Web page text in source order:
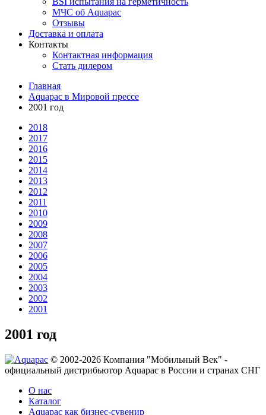
МЧС об Aquapac
Отзывы
Доставка и оплата
Контакты
Контактная информация
Стать дилером
Главная
Aquapac в Мировой прессе
2001 год
2018
2017
2016
2015
2014
2013
2012
2011
2010
2009
2008
2007
2006
2005
2004
2003
2002
2001
2001 год
© 2002-2026 Компания "Мобильный Век" -
официальный дистрибьютор Aquapac в России и странах СНГ
О нас
Каталог
Aquapac как бизнес-сувенир